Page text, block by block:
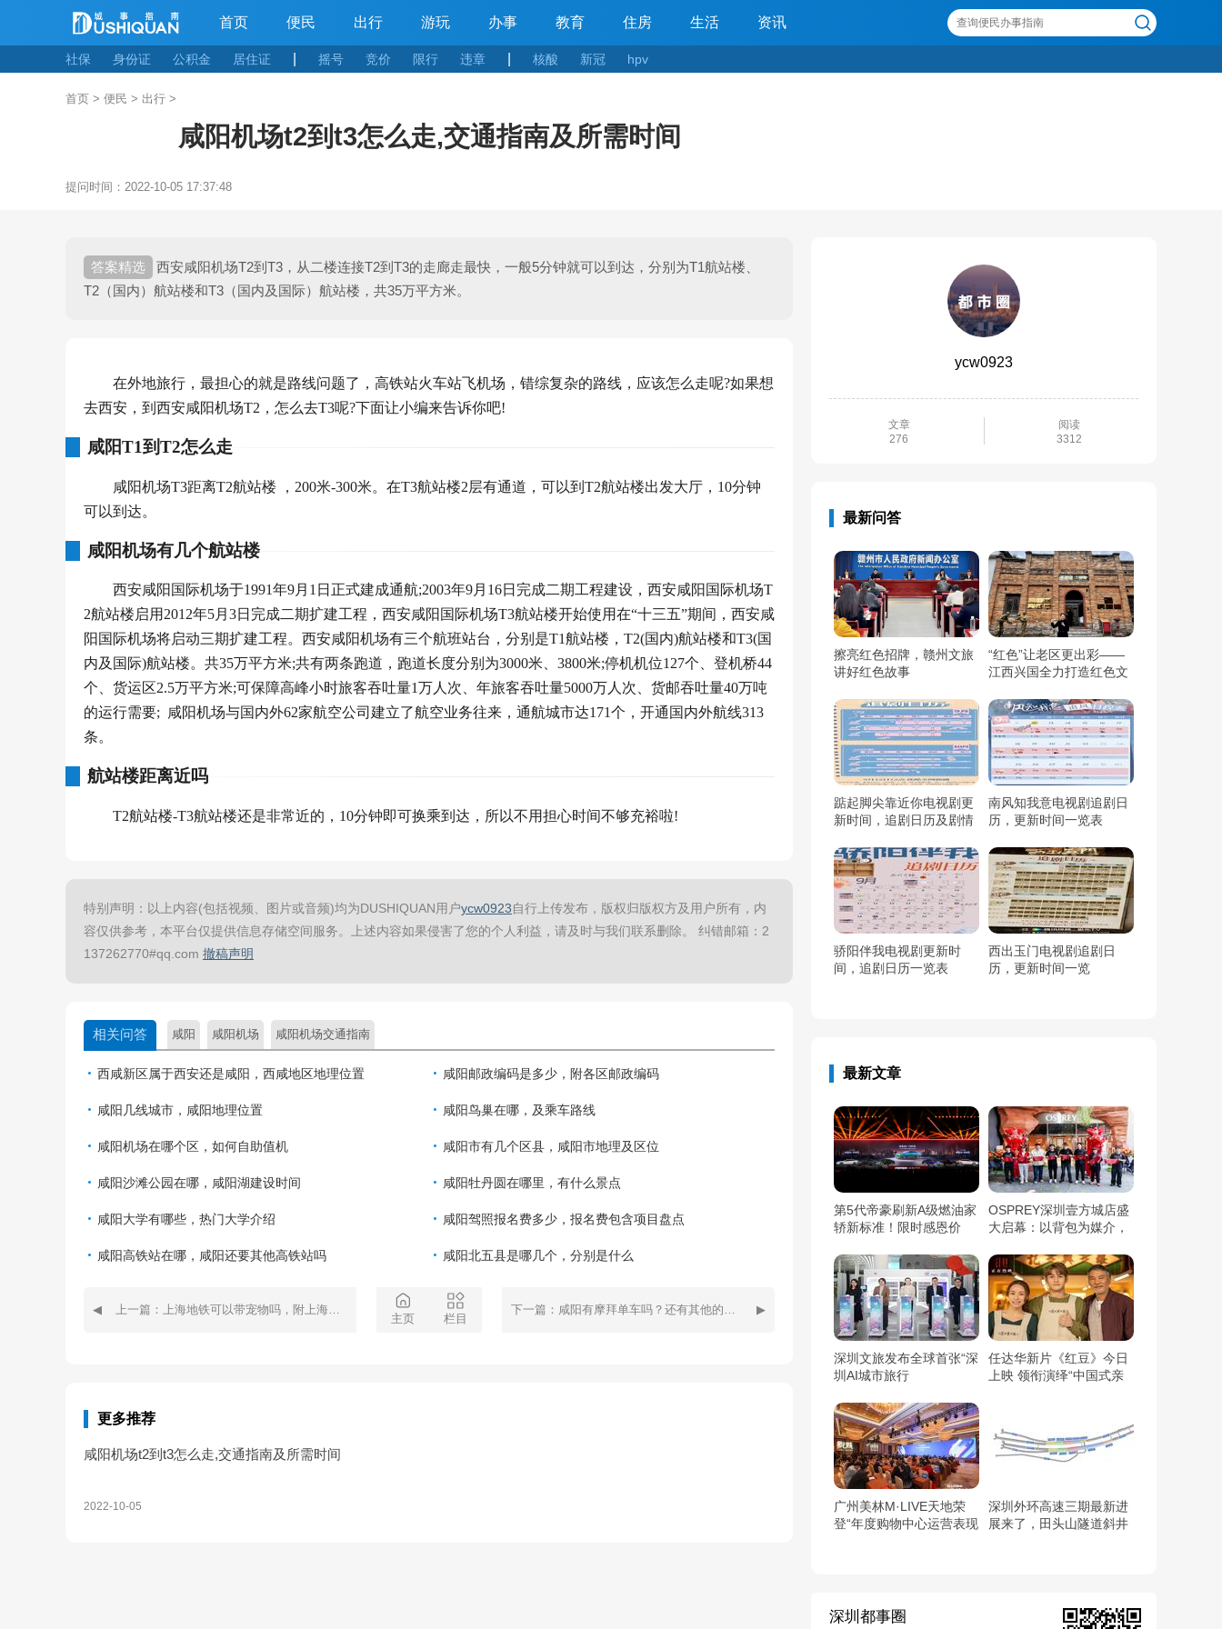
首页 便民 出行 游玩 办事 教育 住房 生活 资讯
社保 身份证 公积金 居住证 摇号 竞价 限行 违章 核酸 新冠 hpv
首页 > 便民 > 出行 >
咸阳机场t2到t3怎么走,交通指南及所需时间
提问时间： 2022-10-05 17:37:48
西安咸阳机场T2到T3，从二楼连接T2到T3的走廊走最快，一般5分钟就可以到达，分别为T1航站楼、
T2（国内）航站楼和T3（国内及国际）航站楼，共35万平方米。
在外地旅行，最担心的就是路线问题了，高铁站火车站飞机场，错综复杂的路线，应该怎么走呢?如果想
去西安，到西安咸阳机场T2，怎么去T3呢?下面让小编来告诉你吧!
咸阳T1到T2怎么走
咸阳机场T3距离T2航站楼 ，200米-300米。在T3航站楼2层有通道，可以到T2航站楼出发大厅，10分钟
可以到达。
咸阳机场有几个航站楼
西安咸阳国际机场于1991年9月1日正式建成通航;2003年9月16日完成二期工程建设，西安咸阳国际机场T
2航站楼启用2012年5月3日完成二期扩建工程，西安咸阳国际机场T3航站楼开始使用在“十三五”期间，西安咸
阳国际机场将启动三期扩建工程。西安咸阳机场有三个航班站台，分别是T1航站楼，T2(国内)航站楼和T3(国
内及国际)航站楼。共35万平方米;共有两条跑道，跑道长度分别为3000米、3800米;停机机位127个、登机桥44
个、货运区2.5万平方米;可保障高峰小时旅客吞吐量1万人次、年旅客吞吐量5000万人次、货邮吞吐量40万吨
的运行需要; 咸阳机场与国内外62家航空公司建立了航空业务往来，通航城市达171个，开通国内外航线313
条。
航站楼距离近吗
T2航站楼-T3航站楼还是非常近的，10分钟即可换乘到达，所以不用担心时间不够充裕啦!
特别声明：以上内容(包括视频、图片或音频)均为DUSHIQUAN用户ycw0923自行上传发布，版权归版权方及用户所有，内
容仅供参考，本平台仅提供信息存储空间服务。上述内容如果侵害了您的个人利益，请及时与我们联系删除。 纠错邮箱：2
137262770#qq.com 撤稿声明
相关问答 咸阳 咸阳机场 咸阳机场交通指南
西咸新区属于西安还是咸阳，西咸地区地理位置 咸阳邮政编码是多少，附各区邮政编码
咸阳几线城市，咸阳地理位置 咸阳鸟巢在哪，及乘车路线
咸阳机场在哪个区，如何自助值机 咸阳市有几个区县，咸阳市地理及区位
咸阳沙滩公园在哪，咸阳湖建设时间 咸阳牡丹圆在哪里，有什么景点
咸阳大学有哪些，热门大学介绍 咸阳驾照报名费多少，报名费包含项目盘点
咸阳高铁站在哪，咸阳还要其他高铁站吗 咸阳北五县是哪几个，分别是什么
上一篇：上海地铁可以带宠物吗，附上海地铁的优惠政策
主页 栏目
下一篇：咸阳有摩拜单车吗？还有其他的共享单车吗？
更多推荐
咸阳机场t2到t3怎么走,交通指南及所需时间
2022-10-05
ycw0923
文章
276
阅读
3312
最新问答
擦亮红色招牌，赣州文旅
讲好红色故事
“红色”让老区更出彩——
江西兴国全力打造红色文
踮起脚尖靠近你电视剧更
新时间，追剧日历及剧情
南风知我意电视剧追剧日
历，更新时间一览表
骄阳伴我电视剧更新时
间，追剧日历一览表
西出玉门电视剧追剧日
历，更新时间一览
最新文章
第5代帝豪刷新A级燃油家
轿新标准！限时感恩价
OSPREY深圳壹方城店盛
大启幕：以背包为媒介，
深圳文旅发布全球首张“深
圳AI城市旅行
Pass”：用AI链接世界与
深圳
任达华新片《红豆》今日
上映 领衔演绎“中国式亲
广州美林M·LIVE天地荣
登“年度购物中心运营表现
深圳外环高速三期最新进
展来了，田头山隧道斜井
深圳都事圈